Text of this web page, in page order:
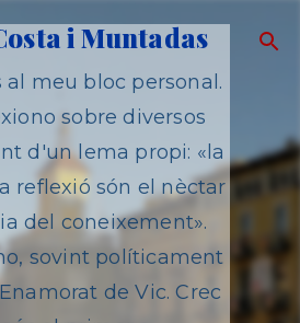
principal
i Muntadas
meu bloc personal.
sobre diversos
d'un lema propi: «la
reflexió són el nèctar
del coneixement».
sovint políticament
de Vic. Crec